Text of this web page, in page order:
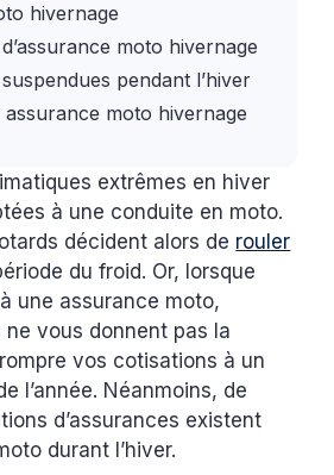
hivernage
moto hivernage
pendant l’hiver
assurance moto hivernage
extrêmes en hiver
à une conduite en moto.
décident alors de rouler
du froid. Or, lorsque
une assurance moto,
vous donnent pas la
vos cotisations à un
l’année. Néanmoins, de
d’assurances existent
durant l’hiver.